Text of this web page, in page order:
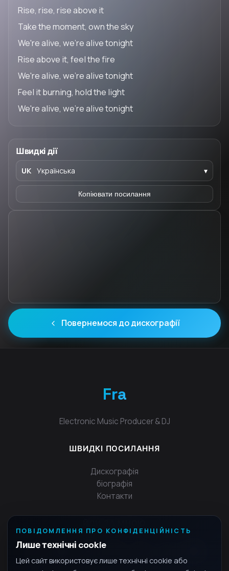
Швидкі дії
UK Українська ▾
Копіювати посилання
Rise, rise, rise above it
Take the moment, own the sky
We're alive, we're alive tonight
Rise above it, feel the fire
We're alive, we're alive tonight
Feel it burning, hold the light
We're alive, we're alive tonight
Повернемося до дискографії
Fra
Electronic Music Producer & DJ
ШВИДКІ ПОСИЛАННЯ
Дискографія
біографія
Контакти
ПОВІДОМЛЕННЯ ПРО КОНФІДЕНЦІЙНІСТЬ
Лише технічні cookie
Цей сайт використовує лише технічні cookie або